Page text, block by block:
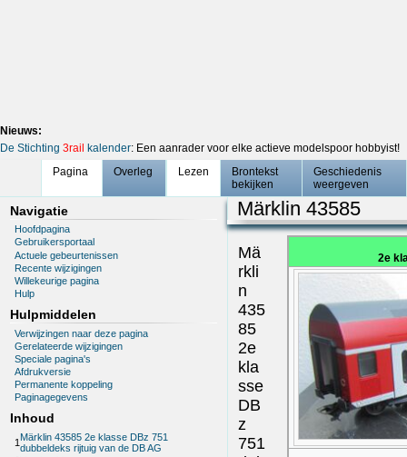
Nieuws:
De Stichting 3rail kalender: Een aanrader voor elke actieve modelspoor hobbyist!
Pagina
Overleg Lezen
Brontekst
bekijken
Geschiedenis
weergeven
Navigatie
Hoofdpagina
Gebruikersportaal
Actuele gebeurtenissen
Recente wijzigingen
Willekeurige pagina
Hulp
Hulpmiddelen
Verwijzingen naar deze pagina
Gerelateerde wijzigingen
Speciale pagina's
Afdrukversie
Permanente koppeling
Paginagegevens
Inhoud
1 Märklin 43585 2e klasse DBz 751
dubbeldeks rijtuig van de DB AG
Märklin 43585
2e
Mä
rkli
n
435
85
2e
kla
sse
DB
z
751